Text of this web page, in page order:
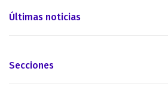
Últimas noticias
Secciones